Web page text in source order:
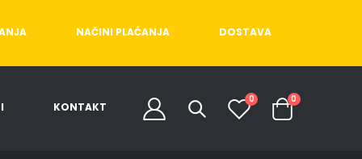
NAČINI PLAĆANJA DOSTAVA
KONTAKT
0 0